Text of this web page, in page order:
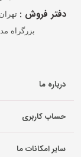
دفتر فروش :
بزرگراه مدرس، پلاک
درباره ما
حساب کاربری
سایر امکانات ما